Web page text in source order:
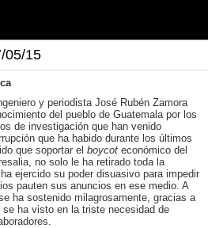
05/15
y periodista José Rubén Zamora
del pueblo de Guatemala por los
de investigación que han venido
que ha habido durante los últimos
que soportar el boycot económico del
no solo le ha retirado toda la
ejercido su poder disuasivo para impedir
pauten sus anuncios en ese medio. A
ha sostenido milagrosamente, gracias a
ha visto en la triste necesidad de